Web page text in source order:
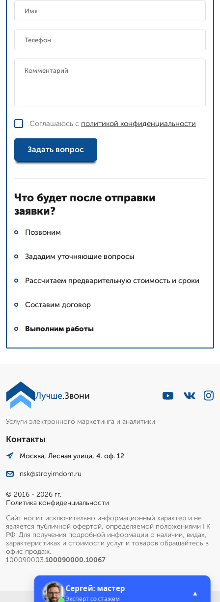
Соглашаюсь с политикой конфиденциальности
Задать вопрос
Что будет после отправки
заявки?
Позвоним
Зададим уточняющие вопросы
Рассчитаем предварительную стоимость и сроки
Составим договор
Выполним работы
Лучше.Звони
Услуги электронного маркетинга и аналитики
Контакты
Москва, Лесная улица, 4. оф. 12
nsk@stroyimdom.ru
© 2016 - 2026 гг.
Политика конфиденциальности
Сайт носит исключительно информационный характер и не
является публичной офертой, определяемой положениями ГК
РФ. Для получения подробной информации о наличии, видах,
характеристиках и стоимости услуг и товаров обращайтесь в
офис продаж.
100090003.100090000.10067
Сергей: мастер
Эксперт со стажем
▲